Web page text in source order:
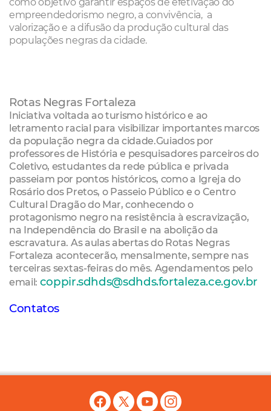
empreendedorismo negro, a convivência, a
valorização e a difusão da produção cultural das
populações negras da cidade.
Rotas Negras Fortaleza
Iniciativa voltada ao turismo histórico e ao
letramento racial para visibilizar importantes marcos
da população negra da cidade.Guiados por
professores de História e pesquisadores parceiros do
Coletivo, estudantes da rede pública e privada
passeiam por pontos históricos, como a Igreja do
Rosário dos Pretos, o Passeio Público e o Centro
Cultural Dragão do Mar, conhecendo o
protagonismo negro na resistência à escravização,
na Independência do Brasil e na abolição da
escravatura. As aulas abertas do Rotas Negras
Fortaleza acontecerão, mensalmente, sempre nas
terceiras sextas-feiras do mês. Agendamentos pelo
email: coppir.sdhds@sdhds.fortaleza.ce.gov.br
Contatos